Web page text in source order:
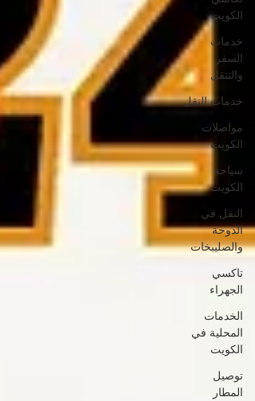
الكويت
خدمات
السفر
والتنقل
خدمات النقل
مواصلات
الكويت
سياحة
الكويت
النقل في
الدوحة
والصليبخات
تاكسي
الجهراء
الخدمات
المحلية في
الكويت
توصيل
المطار